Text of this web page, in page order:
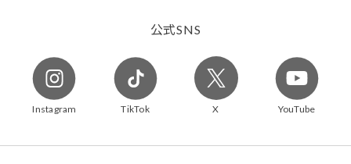
公式SNS
Instagram TikTok X YouTube